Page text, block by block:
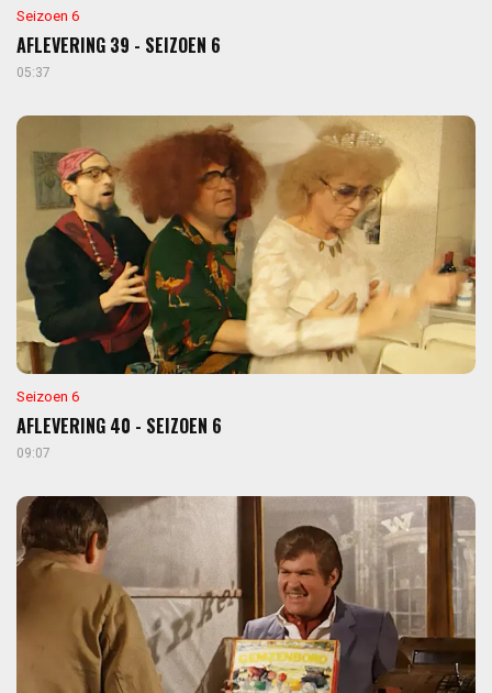
Seizoen 6
AFLEVERING 39 - SEIZOEN 6
05:37
Seizoen 6
AFLEVERING 40 - SEIZOEN 6
09:07